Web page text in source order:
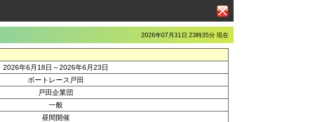
2026年07月31日 23時35分 現在
2026年6月18日～2026年6月23日
ボートレース戸田
戸田企業団
一般
昼間開催